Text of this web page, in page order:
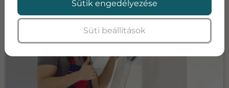
Sütik engedélyezése
Süti beállítások